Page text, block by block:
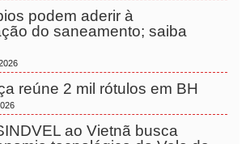
podem aderir à
do saneamento; saiba
reúne 2 mil rótulos em BH
ao Vietnã busca